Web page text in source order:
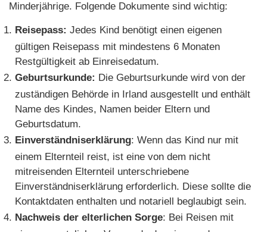
Minderjährige. Folgende Dokumente sind wichtig:
Reisepass: Jedes Kind benötigt einen eigenen
gültigen Reisepass mit mindestens 6 Monaten
Restgültigkeit ab Einreisedatum.
Geburtsurkunde: Die Geburtsurkunde wird von der
zuständigen Behörde in Irland ausgestellt und enthält
Name des Kindes, Namen beider Eltern und
Geburtsdatum.
Einverständniserklärung: Wenn das Kind nur mit
einem Elternteil reist, ist eine von dem nicht
mitreisenden Elternteil unterschriebene
Einverständniserklärung erforderlich. Diese sollte die
Kontaktdaten enthalten und notariell beglaubigt sein.
Nachweis der elterlichen Sorge: Bei Reisen mit